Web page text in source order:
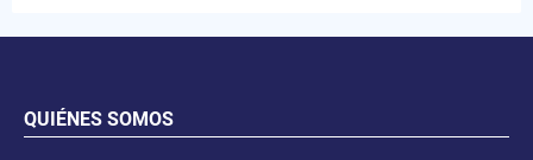
QUIÉNES SOMOS